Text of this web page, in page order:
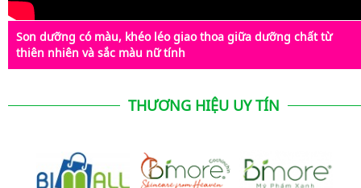
Son dưỡng có màu, khéo léo giao thoa giữa dưỡng chất từ
thiên nhiên và sắc màu nữ tính
THƯƠNG HIỆU UY TÍN